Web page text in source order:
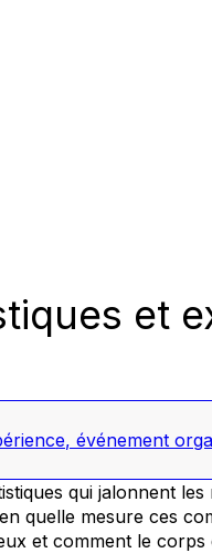
et
, événement
qui jalonnent
quelle mesure ces
et comment le